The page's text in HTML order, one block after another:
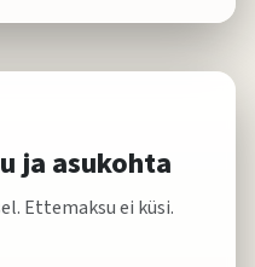
ja asukohta
Ettemaksu ei küsi.